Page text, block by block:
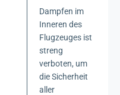
Dampfen im
Inneren des
Flugzeuges ist
streng
verboten, um
die Sicherheit
aller